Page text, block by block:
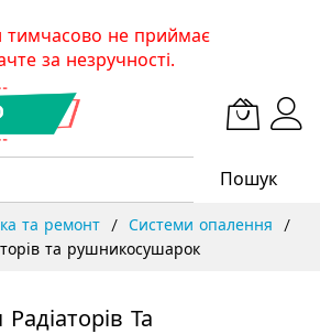
тимчасово не приймає
за незручності.
Пошук
та ремонт
Системи опалення
та рушникосушарок
Та